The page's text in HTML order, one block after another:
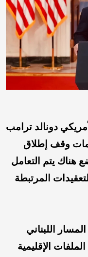
دونالد ترامب
وقف إطلاق
هناك يتم التعامل
المرتبطة
اللبناني
الإقليمية